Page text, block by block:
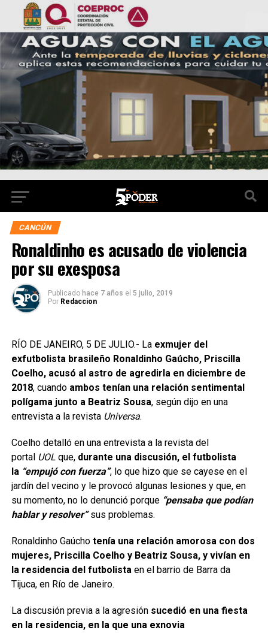
CANCÚN
Ronaldinho es acusado de violencia
por su exesposa
Publicado hace 7 años el 5 julio, 2019
Por Redaccion
RÍO DE JANEIRO, 5 DE JULIO.- La exmujer del
exfutbolista brasileño Ronaldinho Gaúcho, Priscilla
Coelho, acusó al astro de agredirla en diciembre de
2018, cuando ambos tenían una relación sentimental
polígama junto a Beatriz Sousa, según dijo en una
entrevista a la revista Universa.
Coelho detalló en una entrevista a la revista del
portal UOLque, durante una discusión, el futbolista
la “empujó con fuerza”, lo que hizo que se cayese en el
jardín del vecino y le provocó algunas lesiones y que, en
su momento, no lo denunció porque “pensaba que podían
hablar y resolver”sus problemas.
Ronaldinho Gaúcho tenía una relación amorosa con dos
mujeres, Priscilla Coelho y Beatriz Sousa, y vivían en
la residencia del futbolistaen el barrio de Barra da
Tijuca, en Río de Janeiro.
La discusión previa a la agresión sucedió en una fiesta
en la residencia, en la que una exnovia